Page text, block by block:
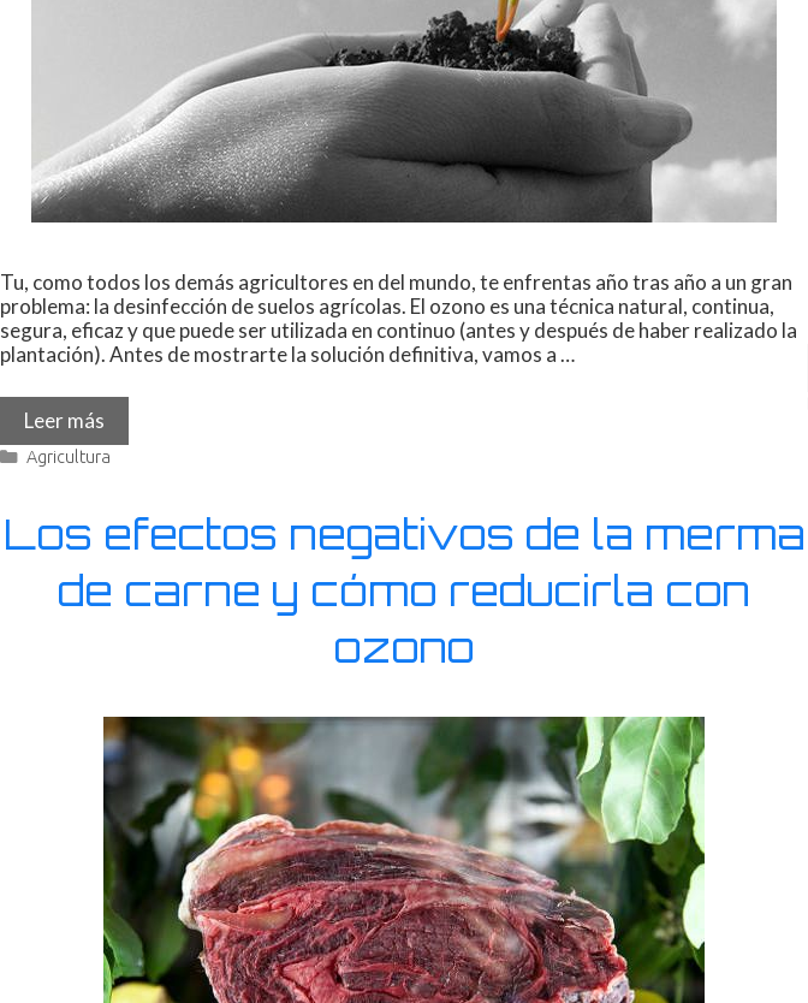
Tu, como todos los demás agricultores en del mundo, te enfrentas año tras año a un gran
problema: la desinfección de suelos agrícolas. El ozono es una técnica natural, continua,
segura, eficaz y que puede ser utilizada en continuo (antes y después de haber realizado la
plantación). Antes de mostrarte la solución definitiva, vamos a …
Leer más
Agricultura
Los efectos negativos de la merma
de carne y cómo reducirla con
ozono